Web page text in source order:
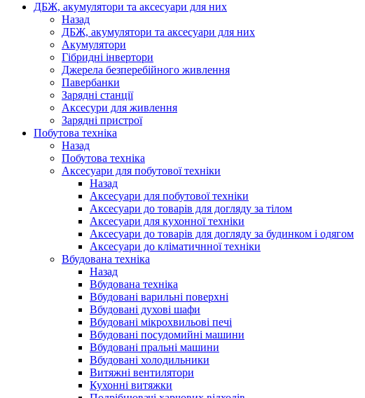
ДБЖ, акумулятори та аксесуари для них
Назад
ДБЖ, акумулятори та аксесуари для них
Акумулятори
Гібридні інвертори
Джерела безперебійного живлення
Павербанки
Зарядні станції
Аксесури для живлення
Зарядні пристрої
Побутова техніка
Назад
Побутова техніка
Аксесуари для побутової техніки
Назад
Аксесуари для побутової техніки
Аксесуари до товарів для догляду за тілом
Аксесуари для кухонної техніки
Аксесуари до товарів для догляду за будинком і одягом
Аксесуари до кліматичнної техніки
Вбудована техніка
Назад
Вбудована техніка
Вбудовані варильні поверхні
Вбудовані духові шафи
Вбудовані мікрохвильові печі
Вбудовані посудомийні машини
Вбудовані пральні машини
Вбудовані холодильники
Витяжні вентилятори
Кухонні витяжки